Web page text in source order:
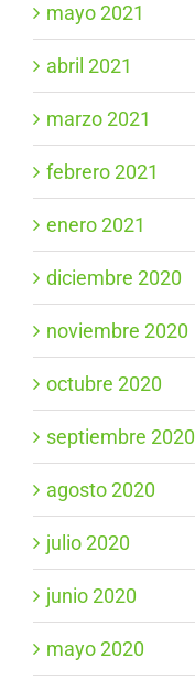
mayo 2021
abril 2021
marzo 2021
febrero 2021
enero 2021
diciembre 2020
noviembre 2020
octubre 2020
septiembre 2020
agosto 2020
julio 2020
junio 2020
mayo 2020